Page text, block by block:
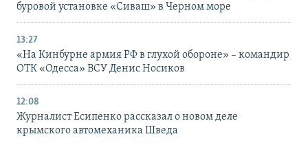
буровой установке «Сиваш» в Черном море
13:27
«На Кинбурне армия РФ в глухой обороне» – командир
ОТК «Одесса» ВСУ Денис Носиков
12:08
Журналист Есипенко рассказал о новом деле
крымского автомеханика Шведа